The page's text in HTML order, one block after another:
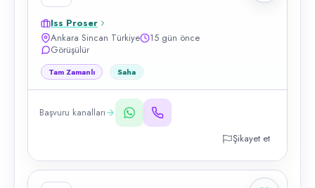
Iss Proser
Ankara Sincan Türkiye
15 gün önce
Görüşülür
Tam Zamanlı Saha
Başvuru kanalları
Şikayet et